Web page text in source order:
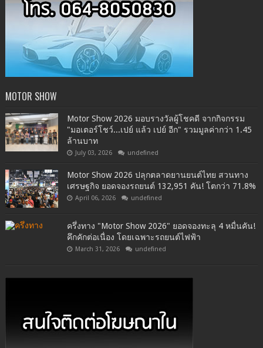
MOTOR SHOW
Motor Show 2026 มอบรางวัลผู้โชคดี จากกิจกรรม
"มอเตอร์โชว์...เปย์ แล้ว เปย์ อีก" รวมมูลค่ากว่า 1.45
ล้านบาท
July 03, 2026 undefined
Motor Show 2026 ปลุกตลาดยานยนต์ไทย สวนทาง
เศรษฐกิจ ยอดจองรถยนต์ 132,951 คัน! โตกว่า 71.8%
April 06, 2026 undefined
ครึ่งทาง "Motor Show 2026" ยอดจองทะลุ 4 หมื่นคัน!
คึกคักต่อเนื่อง โดยเฉพาะรถยนต์ไฟฟ้า
March 31, 2026 undefined